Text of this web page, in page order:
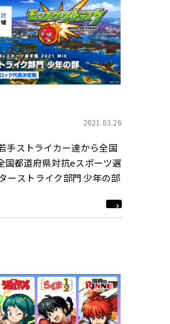
2021.03.26
手ストライカー達から全国
国都道府県対抗eスポーツ選
ーストライク部門 少年の部